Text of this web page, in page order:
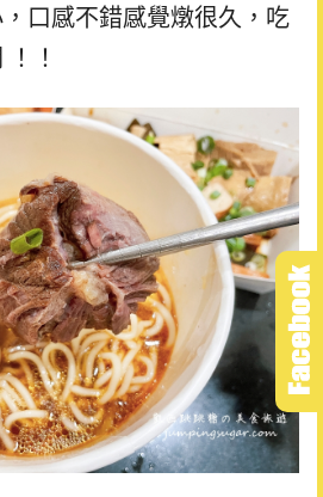
口感不錯感覺燉很久，吃
！